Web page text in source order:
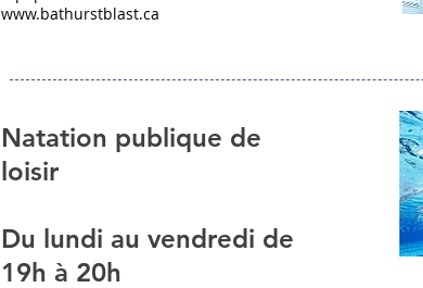
www.bathurstblast.ca
Natation publique de
loisir
Du lundi au vendredi de
19h à 20h